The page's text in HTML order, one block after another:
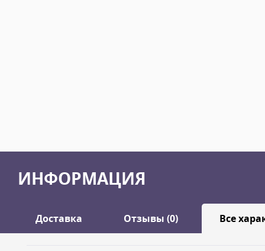
ИНФОРМАЦИЯ
Доставка Отзывы (0) Все